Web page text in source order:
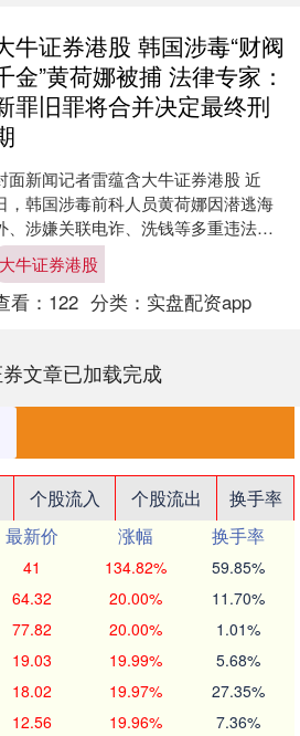
牛证券港股 韩国涉毒“财阀
金”黄荷娜被捕 法律专家：
罪旧罪将合并决定最终刑
面新闻记者雷蕴含大牛证券港股 近
，韩国涉毒前科人员黄荷娜因潜逃海
、涉嫌关联电诈、洗钱等多重违法行
被押解回韩国，引发广泛关注，该案
因为牵扯到韩国财阀的特....
大牛证券港股
看： 122 分类： 实盘配资app
文章已加载完成
个股流入 个股流出
换手率
最新价 涨幅
换手率
41 134.82% 59.85%
64.32 20.00% 11.70%
77.82 20.00% 1.01%
19.03 19.99% 5.68%
18.02 19.97% 27.35%
12.56 19.96% 7.36%